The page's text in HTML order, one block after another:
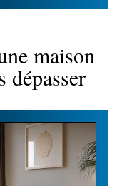
maison
dépasser